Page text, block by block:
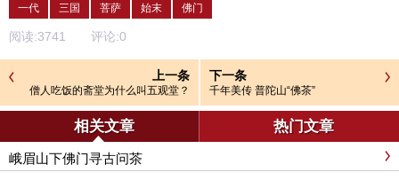
一代 三国 菩萨 始末 佛门
阅读:3741 评论:0
上一条
僧人吃饭的斋堂为什么叫五观堂？
下一条
千年美传 普陀山“佛茶”
相关文章 热门文章
峨眉山下佛门寻古问茶